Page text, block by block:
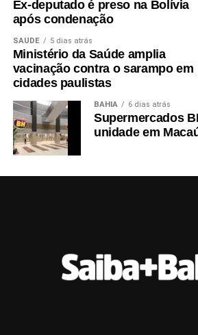
Ex-deputado é preso na Bolívia
após condenação
SAÚDE 5 dias atrás
Ministério da Saúde amplia
vacinação contra o sarampo em
cidades paulistas
BAHIA 6 dias atrás
Supermercados
unidade em